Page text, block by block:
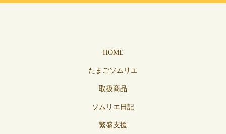
HOME
たまごソムリエ
取扱商品
ソムリエ日記
繁盛支援